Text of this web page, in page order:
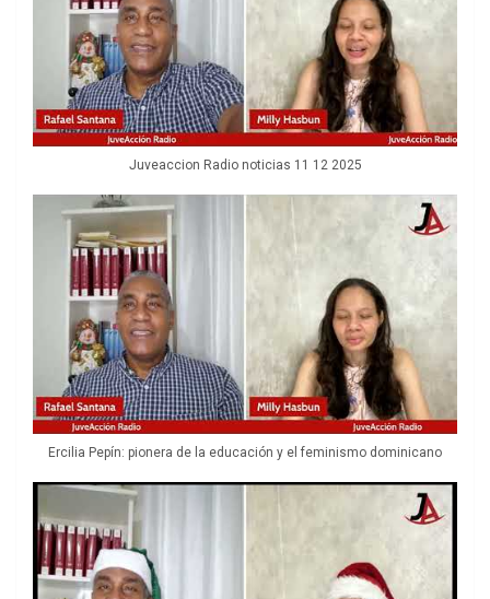
Juveaccion Radio noticias 11 12 2025
Ercilia Pepín: pionera de la educación y el feminismo dominicano